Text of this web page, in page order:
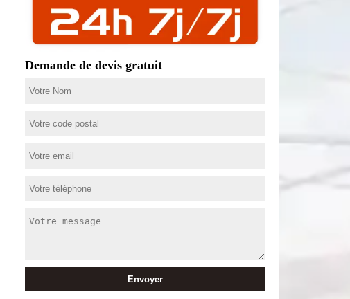
Demande de devis gratuit